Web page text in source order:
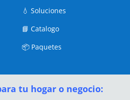
💧Soluciones
📘Catalogo
📦 Paquetes
tu hogar o negocio: